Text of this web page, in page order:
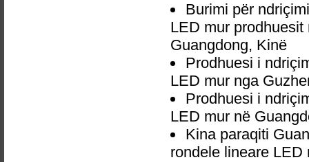
Burimi për
LED mur
Guangdong, Kinë
Prodhuesi i
LED mur nga
Prodhuesi i
LED mur në
Kina paraqiti
rondele lineare LED